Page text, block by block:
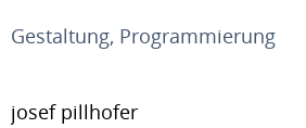
Gestaltung, Programmierung
josef pillhofer